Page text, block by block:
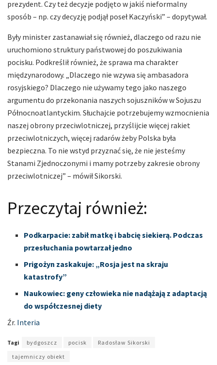
prezydent. Czy też decyzje podjęto w jakiś nieformalny
sposób – np. czy decyzję podjął poseł Kaczyński” – dopytywał.
Były minister zastanawiał się również, dlaczego od razu nie
uruchomiono struktury państwowej do poszukiwania
pocisku. Podkreślił również, że sprawa ma charakter
międzynarodowy. „Dlaczego nie wzywa się ambasadora
rosyjskiego? Dlaczego nie używamy tego jako naszego
argumentu do przekonania naszych sojuszników w Sojuszu
Północnoatlantyckim. Słuchajcie potrzebujemy wzmocnienia
naszej obrony przeciwlotniczej, przyślijcie więcej rakiet
przeciwlotniczych, więcej radarów żeby Polska była
bezpieczna. To nie wstyd przyznać się, że nie jesteśmy
Stanami Zjednoczonymi i mamy potrzeby zakresie obrony
przeciwlotniczej” – mówił Sikorski.
Przeczytaj również:
Podkarpacie: zabił matkę i babcię siekierą. Podczas
przesłuchania powtarzał jedno
Prigożyn zaskakuje: „Rosja jest na skraju
katastrofy”
Naukowiec: geny człowieka nie nadążają z adaptacją
do współczesnej diety
Źr. Interia
Tagi bydgoszcz pocisk
Radosław Sikorski
tajemniczy obiekt